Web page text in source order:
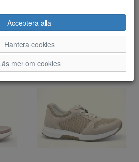
artiklar)
Acceptera alla
Hantera cookies
mer om cookies